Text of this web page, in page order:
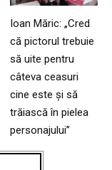
Ioan Măric: „Cred
că pictorul trebuie
să uite pentru
câteva ceasuri
cine este și să
trăiască în pielea
personajului”